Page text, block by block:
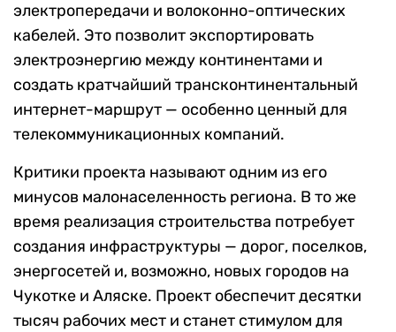
электропередачи и волоконно-оптических
кабелей. Это позволит экспортировать
электроэнергию между континентами и
создать кратчайший трансконтинентальный
интернет-маршрут — особенно ценный для
телекоммуникационных компаний.
Критики проекта называют одним из его
минусов малонаселенность региона. В то же
время реализация строительства потребует
создания инфраструктуры — дорог, поселков,
энергосетей и, возможно, новых городов на
Чукотке и Аляске. Проект обеспечит десятки
тысяч рабочих мест и станет стимулом для